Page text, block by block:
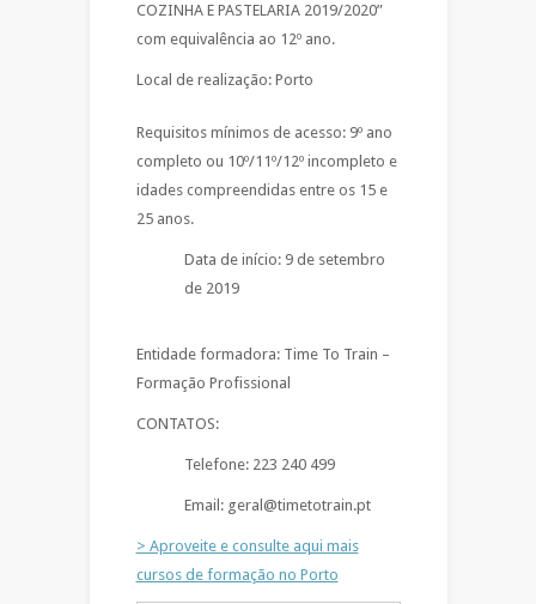
COZINHA E PASTELARIA 2019/2020”
com equivalência ao 12º ano.
Local de realização: Porto
Requisitos mínimos de acesso: 9º ano
completo ou 10º/11º/12º incompleto e
idades compreendidas entre os 15 e
25 anos.
Data de início: 9 de setembro
de 2019
Entidade formadora: Time To Train –
Formação Profissional
CONTATOS:
Telefone: 223 240 499
Email: geral@timetotrain.pt
> Aproveite e consulte aqui mais
cursos de formação no Porto